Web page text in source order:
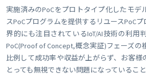
実施済みのPoCをプロトタイプ化したモデ
スPoCプログラムを提供するリユースPoC
界的にも注目されているIoT/AI技術の利用
PoC(Proof of Concept,概念実証)フェーズ
比例して成功率や収益が上がらず、お客様
とっても無視できない問題になっているこ